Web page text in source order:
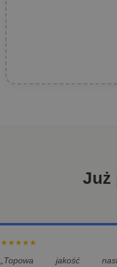
Już
★★★★★
„Topowa jakość